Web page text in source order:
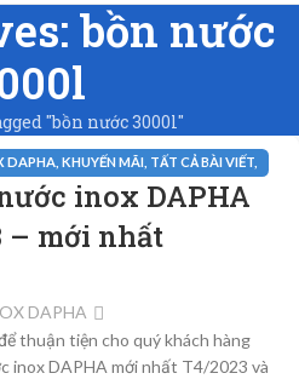
bồn nước
"bồn nước 3000l"
DAPHA KHUYẾN MÃI TẤT CẢ BÀI VIẾT
TIN TỨC
inox DAPHA
– mới nhất
DAPHA
thuận tiện cho quý khách hàng
inox DAPHA mới nhất T4/2023 và